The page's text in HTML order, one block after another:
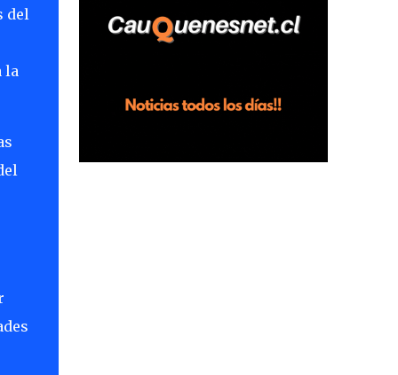
del
la